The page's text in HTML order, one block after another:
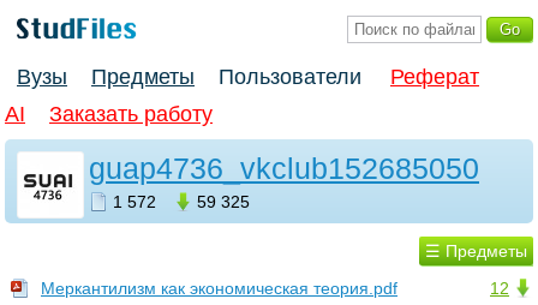
Вузы Предметы Пользователи
Реферат
AI
Заказать работу
guap4736_vkclub152685050
1 572 59 325
☰ Предметы
12
Меркантилизм как экономическая теория.pdf